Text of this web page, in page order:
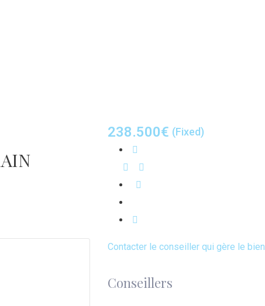
238.500€ (Fixed)
Contacter le conseiller qui gère le bien
Conseillers